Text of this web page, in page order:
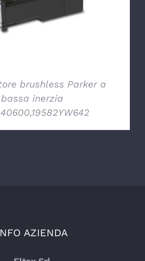
brushless Parker a
bassa inerzia
AZIENDA